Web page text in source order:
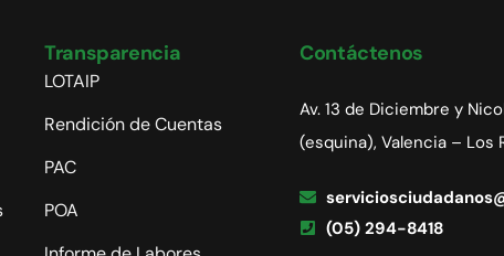
Transparencia
LOTAIP
Rendición de Cuentas
PAC
POA
Contáctenos
Av. 13 de Diciembre y
(esquina), Valencia – Los
(05) 294-8418